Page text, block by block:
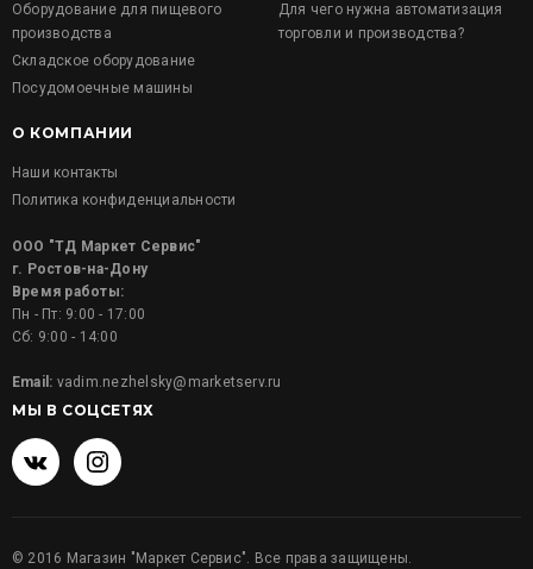
Оборудование для пищевого
производства
Складское оборудование
Посудомоечные машины
Для чего нужна автоматизация
торговли и производства?
О КОМПАНИИ
Наши контакты
Политика конфиденциальности
ООО "ТД Маркет Сервис"
г. Ростов-на-Дону
Время работы:
Пн - Пт: 9:00 - 17:00
Сб: 9:00 - 14:00
Email: vadim.nezhelsky@marketserv.ru
МЫ В СОЦСЕТЯХ
© 2016 Магазин "Маркет Сервис". Все права защищены.